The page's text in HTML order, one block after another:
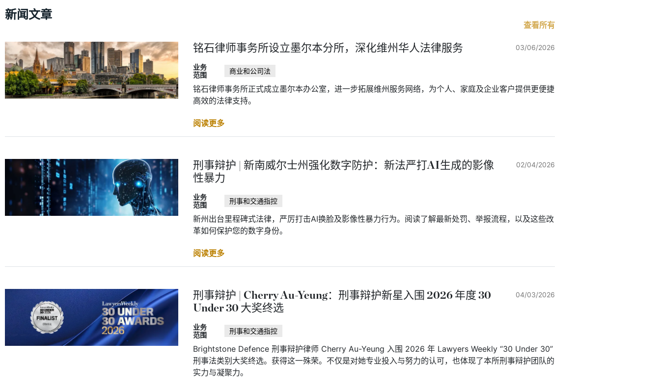
新闻文章
查看所有
铭石律师事务所设立墨尔本分所，深化维州华人法律服务 03/06/2026
业务
范围
商业和公司法
铭石律师事务所正式成立墨尔本办公室，进一步拓展维州服务网络，为个人、家庭及企业客户提供更便捷
高效的法律支持。
阅读更多
刑事辩护 | 新南威尔士州强化数字防护：新法严打AI生成的影像
性暴力
02/04/2026
业务
范围
刑事和交通指控
新州出台里程碑式法律，严厉打击AI换脸及影像性暴力行为。阅读了解最新处罚、举报流程，以及这些改
革如何保护您的数字身份。
阅读更多
刑事辩护 | Cherry Au-Yeung：刑事辩护新星入围 2026 年度 30
Under 30 大奖终选
04/03/2026
业务
范围
刑事和交通指控
Brightstone Defence 刑事辩护律师 Cherry Au-Yeung 入围 2026 年 Lawyers Weekly “30 Under 30”
刑事法类别大奖终选。获得这一殊荣。不仅是对她专业投入与努力的认可，也体现了本所刑事辩护团队的
实力与凝聚力。